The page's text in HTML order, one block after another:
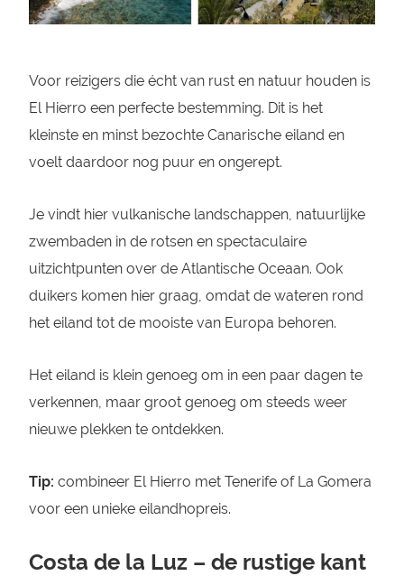
Voor reizigers die écht van rust en natuur houden is
El Hierro een perfecte bestemming. Dit is het
kleinste en minst bezochte Canarische eiland en
voelt daardoor nog puur en ongerept.
Je vindt hier vulkanische landschappen, natuurlijke
zwembaden in de rotsen en spectaculaire
uitzichtpunten over de Atlantische Oceaan. Ook
duikers komen hier graag, omdat de wateren rond
het eiland tot de mooiste van Europa behoren.
Het eiland is klein genoeg om in een paar dagen te
verkennen, maar groot genoeg om steeds weer
nieuwe plekken te ontdekken.
Tip: combineer El Hierro met Tenerife of La Gomera
voor een unieke eilandhopreis.
Costa de la Luz – de rustige kant